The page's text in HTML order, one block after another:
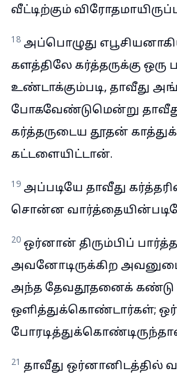
வீட்டிற்கும்
18 அப்பொழுது
களத்திலே கர்த்தருக்கு ஒரு
உண்டாக்கும்படி, தாவீது
போகவேண்டுமென்று
கர்த்தருடைய தூதன்
கட்டளையிட்டான்.
19 அப்படியே தாவீது
சொன்ன
20 ஒர்னான் திரும்பிப்
அவனோடிருக்கிற
அந்த தேவதூதனைக் கண்டு
ஒளித்துக்கொண்டார்கள்;
21 தாவீது ஒர்னானிடத்தில்